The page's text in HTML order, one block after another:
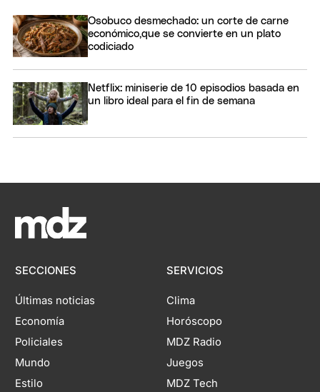
Osobuco desmechado: un corte de carne
económico,que se convierte en un plato
codiciado
Netflix: miniserie de 10 episodios basada en
un libro ideal para el fin de semana
SECCIONES
Últimas noticias
Economía
Policiales
Mundo
Estilo
SERVICIOS
Clima
Horóscopo
MDZ Radio
Juegos
MDZ Tech